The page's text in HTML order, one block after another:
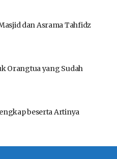
dan Asrama Tahfidz
Orangtua yang Sudah
beserta Artinya